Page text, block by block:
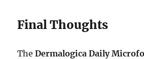
Final Thoughts
TheDermalogica Daily